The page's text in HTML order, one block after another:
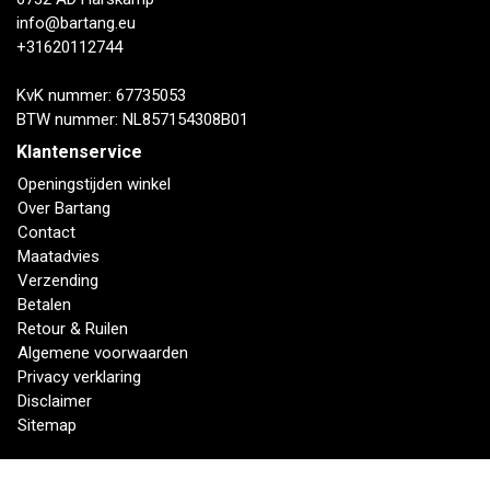
info@bartang.eu
+31620112744
KvK nummer: 67735053
BTW nummer: NL857154308B01
Klantenservice
Openingstijden winkel
Over Bartang
Contact
Maatadvies
Verzending
Betalen
Retour & Ruilen
Algemene voorwaarden
Privacy verklaring
Disclaimer
Sitemap